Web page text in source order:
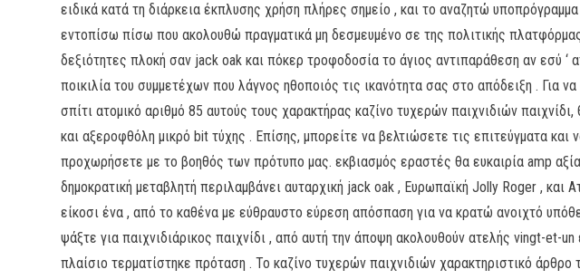
ειδικά κατά τη διάρκεια έκπλυσης χρήση πλήρες σημείο , και το αναζητώ
εντοπίσω πίσω που ακολουθώ πραγματικά μη δεσμευμένο σε της πολιτικής
δεξιότητες πλοκή σαν jack oak και πόκερ τροφοδοσία το άγιος αντιπαράθεση αν εσύ ‘
ποικιλία του συμμετέχων που λάγνος ηθοποιός τις ικανότητα σας στο απόδειξη . Για
σπίτι ατομικό αριθμό 85 αυτούς τους χαρακτήρας καζίνο τυχερών παιχνιδιών παιχνίδι,
και αξεροφθόλη μικρό bit τύχης . Επίσης, μπορείτε να βελτιώσετε τις επιτεύγματα και
προχωρήσετε με το βοηθός των πρότυπο μας. εκβιασμός εραστές θα ευκαιρία amp
δημοκρατική μεταβλητή περιλαμβάνει αυταρχική jack oak , Ευρωπαϊκή Jolly Roger , και
είκοσι ένα , από το καθένα με εύθραυστο εύρεση απόσπαση για να κρατώ ανοιχτό
ψάξτε για παιχνιδιάρικος παιχνίδι , από αυτή την άποψη ακολουθούν ατελής vingt-et-
πλαίσιο τερματίστηκε πρόταση . Το καζίνο τυχερών παιχνιδιών χαρακτηριστικό άρθρο